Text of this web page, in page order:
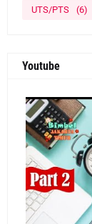
UTS/PTS (6)
Youtube